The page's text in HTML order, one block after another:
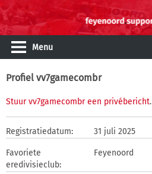
Menu
Profiel vv7gamecombr
Stuur vv7gamecombr een privébericht.
Registratiedatum: 31 juli 2025
Favoriete
eredivisieclub:
Feyenoord